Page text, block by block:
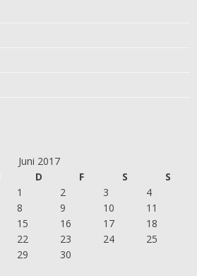
Juni 2017
D F S
S
1
2 3
4
8 9 10
11
15 16 17
18
22 23 24
25
29
30